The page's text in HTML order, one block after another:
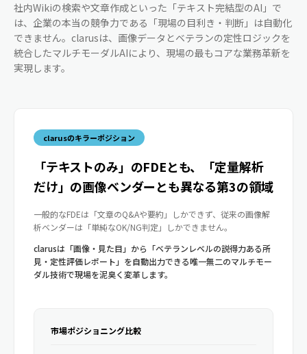
社内Wikiの検索や文章作成といった「テキスト完結型のAI」で
は、企業の本当の競争力である「現場の目利き・判断」は自動化
できません。clarusは、画像データとベテランの定性ロジックを
統合したマルチモーダルAIにより、現場の最もコアな業務革新を
実現します。
clarusのキラーポジション
「テキストのみ」のFDEとも、「定量解析
だけ」の画像ベンダーとも異なる第3の領域
一般的なFDEは「文章のQ&Aや要約」しかできず、従来の画像解
析ベンダーは「単純なOK/NG判定」しかできません。
clarusは「画像・見た目」から「ベテランレベルの説得力ある所
見・定性評価レポート」を自動出力できる唯一無二のマルチモー
ダル技術で現場を泥臭く変革します。
市場ポジショニング比較